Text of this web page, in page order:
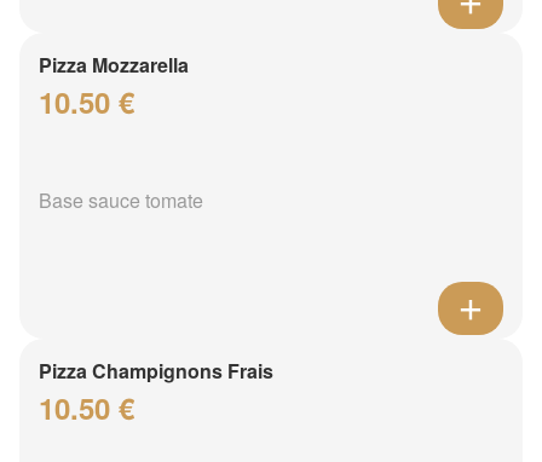
Pizza Mozzarella
10.50 €
Base sauce tomate
Pizza Champignons Frais
10.50 €